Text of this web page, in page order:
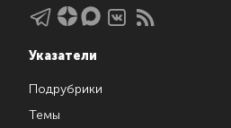
Указатели
Подрубрики
Темы